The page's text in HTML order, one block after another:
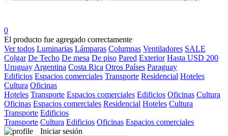
0
El producto fue agregado correctamente
Ver todos Luminarias Lámparas Columnas Ventiladores SALE
Colgar De Techo De mesa De piso Pared Exterior Hasta USD 200
Uruguay Argentina Costa Rica Otros Países Paraguay
Edificios Espacios comerciales Transporte Residencial Hoteles
Cultura Oficinas
Hoteles Transporte Espacios comerciales Edificios Oficinas Cultura
Oficinas Espacios comerciales Residencial Hoteles Cultura
Transporte Edificios
Transporte Cultura Edificios Oficinas Espacios comerciales
Iniciar sesión